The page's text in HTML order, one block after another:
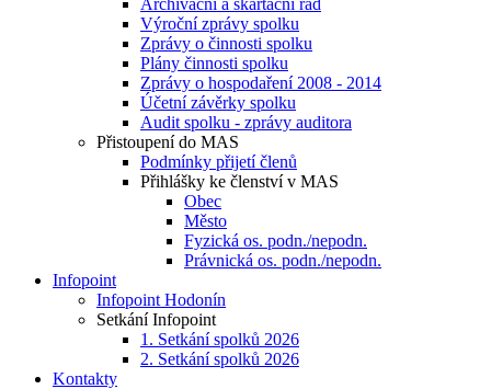
Archivační a skartační řád
Výroční zprávy spolku
Zprávy o činnosti spolku
Plány činnosti spolku
Zprávy o hospodaření 2008 - 2014
Účetní závěrky spolku
Audit spolku - zprávy auditora
Přistoupení do MAS
Podmínky přijetí členů
Přihlášky ke členství v MAS
Obec
Město
Fyzická os. podn./nepodn.
Právnická os. podn./nepodn.
Infopoint
Infopoint Hodonín
Setkání Infopoint
1. Setkání spolků 2026
2. Setkání spolků 2026
Kontakty